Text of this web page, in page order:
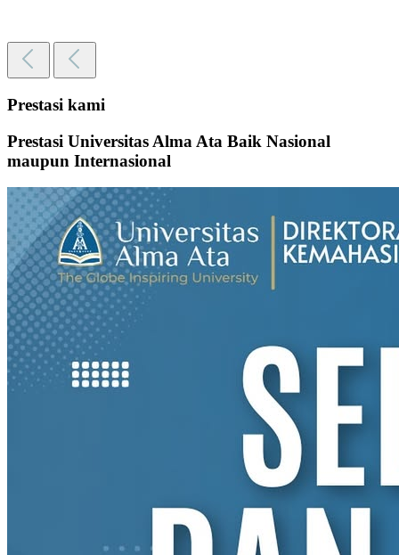
Prestasi kami
Prestasi Universitas Alma Ata Baik Nasional
maupun Internasional